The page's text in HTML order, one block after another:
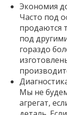
Экономия
Часто под
продаются
под
гораздо
Мы не
агрегат,